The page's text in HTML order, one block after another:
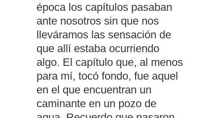
época los capítulos pasaban
ante nosotros sin que nos
lleváramos las sensación de
que allí estaba ocurriendo
algo. El capítulo que, al menos
para mí, tocó fondo, fue aquel
en el que encuentran un
caminante en un pozo de